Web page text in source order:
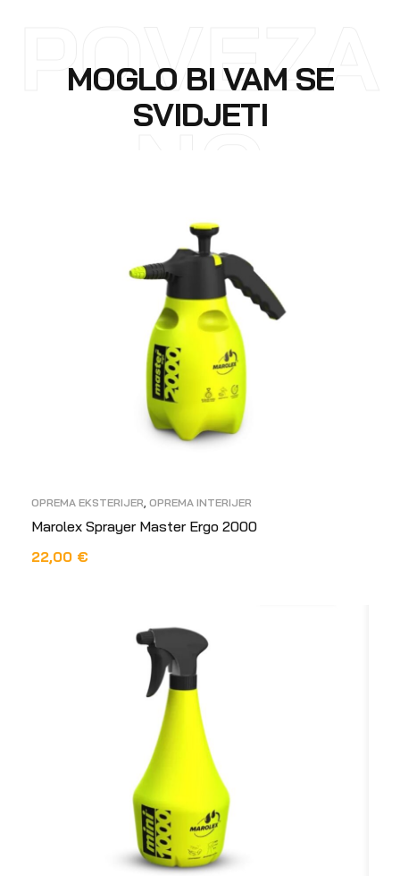
MOGLO BI VAM SE
SVIDJETI
POVEZA
NO
OPREMA EKSTERIJER, OPREMA INTERIJER
Marolex Sprayer Master Ergo 2000
22,00 €